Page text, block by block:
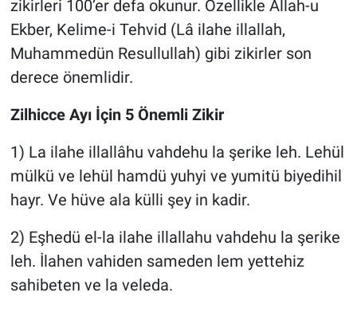
zikirleri 100’er defa okunur. Özellikle Allah-u
Ekber, Kelime-i Tehvid (Lâ ilahe illallah,
Muhammedün Resullullah) gibi zikirler son
derece önemlidir.
Zilhicce Ayı İçin 5 Önemli Zikir
1) La ilahe illallâhu vahdehu la şerike leh. Lehül
mülkü ve lehül hamdü yuhyi ve yumitü biyedihil
hayr. Ve hüve ala külli şey in kadir.
2) Eşhedü el-la ilahe illallahu vahdehu la şerike
leh. İlahen vahiden sameden lem yettehiz
sahibeten ve la veleda.